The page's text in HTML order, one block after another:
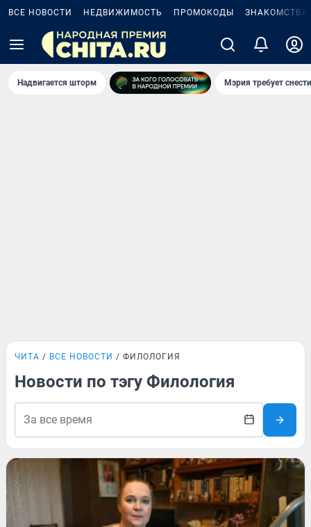
ВСЕ НОВОСТИ НЕДВИЖИМОСТЬ ПРОМОКОДЫ ЗНАКОМСТВА
Надвигается шторм Мэрия требует
ЧИТА ВСЕ НОВОСТИ ФИЛОЛОГИЯ
Новости по тэгу Филология